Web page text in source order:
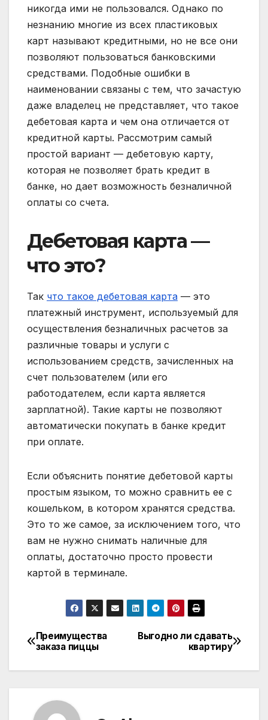
никогда ими не пользовался. Однако по
незнанию многие из всех пластиковых
карт называют кредитными, но не все они
позволяют пользоваться банковскими
средствами. Подобные ошибки в
наименовании связаны с тем, что зачастую
даже владелец не представляет, что такое
дебетовая карта и чем она отличается от
кредитной карты. Рассмотрим самый
простой вариант — дебетовую карту,
которая не позволяет брать кредит в
банке, но дает возможность безналичной
оплаты со счета.
Дебетовая карта —
что это?
Так что такое дебетовая карта — это
платежный инструмент, используемый для
осуществления безналичных расчетов за
различные товары и услуги с
использованием средств, зачисленных на
счет пользователем (или его
работодателем, если карта является
зарплатной). Такие карты не позволяют
автоматически покупать в банке кредит
при оплате.
Если объяснить понятие дебетовой карты
простым языком, то можно сравнить ее с
кошельком, в котором хранятся средства.
Это то же самое, за исключением того, что
вам не нужно снимать наличные для
оплаты, достаточно просто провести
картой в терминале.
Навигация
по
Выгодно ли сдавать
квартиру
Преимущества
заказа пиццы